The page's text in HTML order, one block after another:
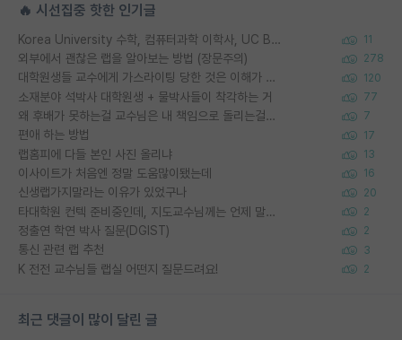
🔥 시선집중 핫한 인기글
Korea University 수학, 컴퓨터과학 이학사, UC Berkeley 산업공학 대학원 공학박사가 되는 것은 쉽지 않겠죠? 11
외부에서 괜찮은 랩을 알아보는 방법 (장문주의) 278
대학원생들 교수에게 가스라이팅 당한 것은 이해가 갑니다. 안타깝네요. 120
소재분야 석박사 대학원생 + 물박사들이 착각하는 거 77
왜 후배가 못하는걸 교수님은 내 책임으로 돌리는걸까요? 7
편애 하는 방법 17
랩홈피에 다들 본인 사진 올리냐 13
이사이트가 처음엔 정말 도움많이됐는데 16
신생랩가지말라는 이유가 있었구나 20
타대학원 컨텍 준비중인데, 지도교수님께는 언제 말씀드려야 할까요? 2
정출연 학연 박사 질문(DGIST) 2
통신 관련 랩 추천 3
K 전전 교수님들 랩실 어떤지 질문드려요! 2
최근 댓글이 많이 달린 글